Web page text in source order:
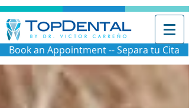
Book an Appointment -- Separa tu Cita